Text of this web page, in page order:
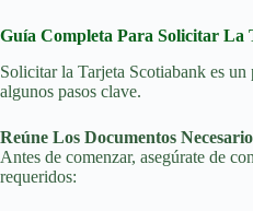
Guía Completa Para Solicitar La
Solicitar la Tarjeta Scotiabank es
algunos pasos clave.
Reúne Los Documentos
Antes de comenzar, asegúrate de
requeridos: